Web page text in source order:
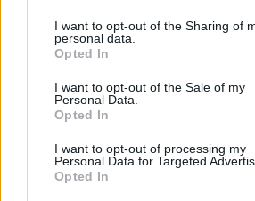
I want to opt-out of the Sharing of
personal data.
Opted In
I want to opt-out of the Sale of my
Personal Data.
Opted In
I want to opt-out of processing my
Personal Data for Targeted
Opted In
2